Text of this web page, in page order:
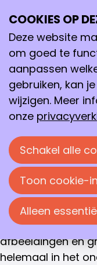
Ebony Brown
De montage van
plasmiden, ROC
De jury van de
van Ebony
analist bij de
voorgedragen
Volgens haar
heldere en
complexe
een goede
afbeeldingen en
helemaal in het
COOKIES OP
Deze website
om goed te
aanpassen
gebruiken, kan
wijzigen. Meer
onze
Schakel alle
Toon cookie-
Alleen